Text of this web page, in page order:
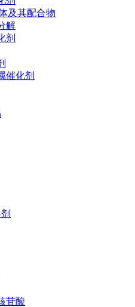
及其配合物
解
剂
催化剂
苷酸